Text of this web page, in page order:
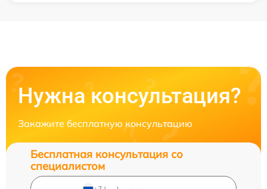
Нужна консультация?
Закажите бесплатную консультацию
Бесплатная консультация со
специалистом